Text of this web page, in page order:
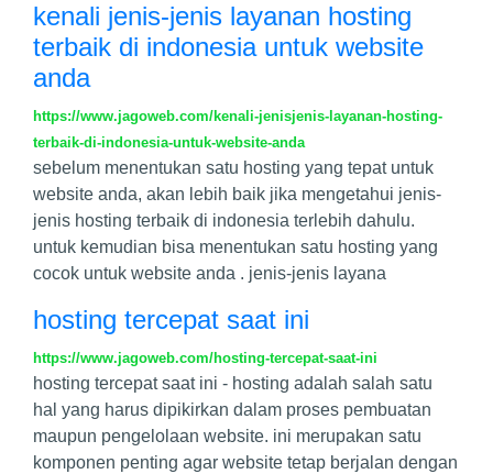
kenali jenis-jenis layanan hosting
terbaik di indonesia untuk website
anda
https://www.jagoweb.com/kenali-jenisjenis-layanan-hosting-
terbaik-di-indonesia-untuk-website-anda
sebelum menentukan satu hosting yang tepat untuk
website anda, akan lebih baik jika mengetahui jenis-
jenis hosting terbaik di indonesia terlebih dahulu.
untuk kemudian bisa menentukan satu hosting yang
cocok untuk website anda . jenis-jenis layana
hosting tercepat saat ini
https://www.jagoweb.com/hosting-tercepat-saat-ini
hosting tercepat saat ini - hosting adalah salah satu
hal yang harus dipikirkan dalam proses pembuatan
maupun pengelolaan website. ini merupakan satu
komponen penting agar website tetap berjalan dengan